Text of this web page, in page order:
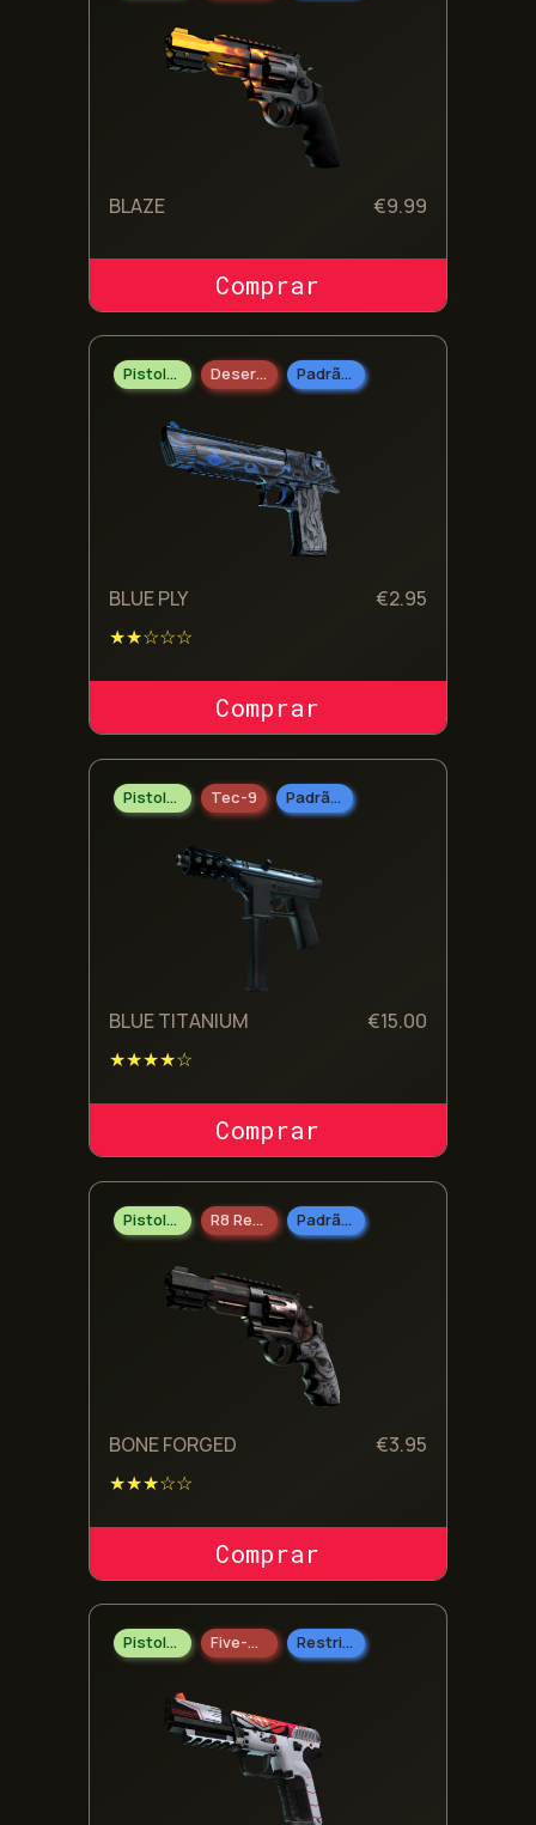
BLAZE €9.99
COMPRAR SKIN
Pistolas Desert Eagle Padrão Militar
BLUE PLY €2.95
★★☆☆☆
COMPRAR SKIN
Pistolas Tec-9 Padrão Militar
BLUE TITANIUM €15.00
★★★★☆
COMPRAR SKIN
Pistolas R8 Revolver Padrão Militar
BONE FORGED €3.95
★★★☆☆
COMPRAR SKIN
Pistolas Five-SeveN Restrito